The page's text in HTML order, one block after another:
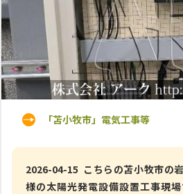
「苫小牧市」電気工事等
2026-04-15 こちらの苫小牧市の
様の太陽光発電設備設置工事現